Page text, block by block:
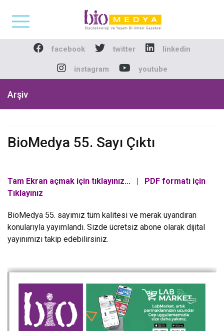
Biomedya -
facebook twitter linkedin
instagram youtube
Arşiv
BioMedya 55. Sayı Çıktı
Tam Ekran açmak için tıklayınız... | PDF formatı için
Tıklayınız
BioMedya 55. sayımız tüm kalitesi ve merak uyandıran
konularıyla yayımlandı. Sizde ücretsiz abone olarak dijital
yayınımızı takip edebilirsiniz.